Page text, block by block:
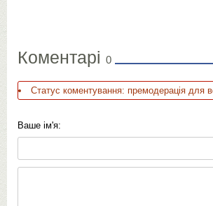
Коментарі 0
Статус коментування: премодерація для
Ваше ім'я: